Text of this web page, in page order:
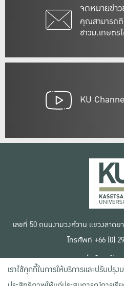
จดหมายข่า
คุณสามารถ
ชาวม.เกษตร
KU
เลขที่ 50 ถนนงามวงศ์วาน แขวงลาดย
โทรศัพท์ +66 (0)
เงื่อนไขการใช้งา
ข้อตกลงด้านสิท
นโยบายความเป็
เราใช้คุกกี้ในการให้บริการและปรับปรุ